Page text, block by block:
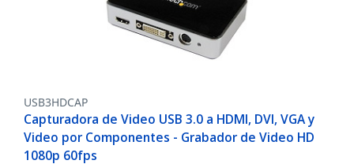
USB3HDCAP
Capturadora de Video USB 3.0 a HDMI, DVI, VGA y
Video por Componentes - Grabador de Video HD
1080p 60fps